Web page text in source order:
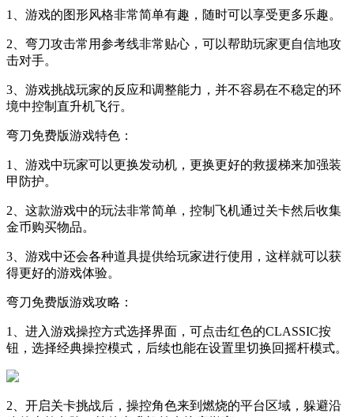
1、游戏的图形风格非常简单有趣，随时可以享受更多乐趣。
2、弯刀攻击常用参考线非常贴心，可以帮助玩家更自信地攻
击对手。
3、游戏挑战玩家的反应和调整能力，并不容易在不稳定的环
境中控制直升机飞行。
弯刀免费版游戏特色：
1、游戏中玩家可以更换发动机，更换更好的救援梯来加强装
甲防护。
2、这款游戏中的玩法非常简单，控制飞机通过关卡然后收集
金币购买物品。
3、游戏中还会各种道具提供给玩家进行使用，这样就可以获
得更好的游戏体验。
弯刀免费版游戏攻略：
1、进入游戏操控方式选择界面，可点击红色的CLASSIC按
钮，选择经典操控模式，后续也能在设置里切换回摇杆模式。
2、开启关卡挑战后，操控角色来到燃烧的平台区域，躲避沿